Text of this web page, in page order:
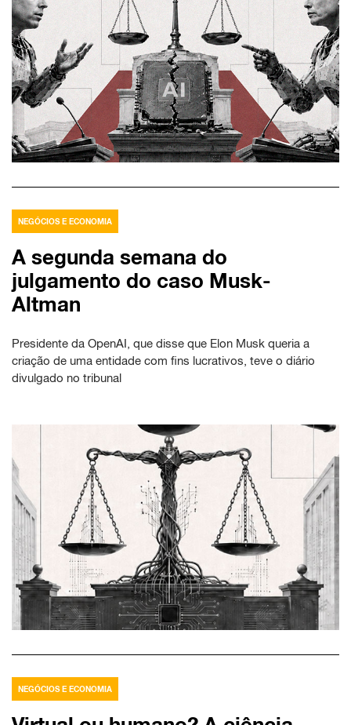
NEGÓCIOS E ECONOMIA
A segunda semana do
julgamento do caso Musk-
Altman
Presidente da OpenAI, que disse que Elon Musk queria a
criação de uma entidade com fins lucrativos, teve o diário
divulgado no tribunal
NEGÓCIOS E ECONOMIA